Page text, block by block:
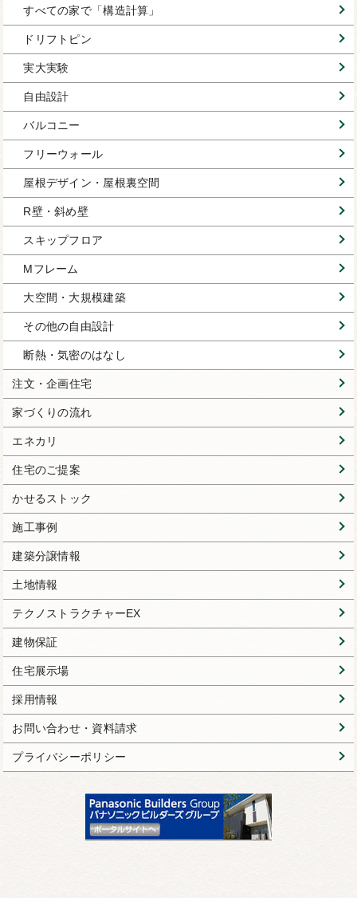
すべての家で「構造計算」
ドリフトピン
実大実験
自由設計
バルコニー
フリーウォール
屋根デザイン・屋根裏空間
R壁・斜め壁
スキップフロア
Mフレーム
大空間・大規模建築
その他の自由設計
断熱・気密のはなし
注文・企画住宅
家づくりの流れ
エネカリ
住宅のご提案
かせるストック
施工事例
建築分譲情報
土地情報
テクノストラクチャーEX
建物保証
住宅展示場
採用情報
お問い合わせ・資料請求
プライバシーポリシー